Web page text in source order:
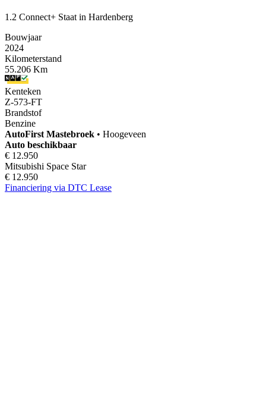
1.2 Connect+ Staat in Hardenberg
Bouwjaar
2024
Kilometerstand
55.206 Km
Kenteken
Z-573-FT
Brandstof
Benzine
AutoFirst Mastebroek • Hoogeveen
Auto beschikbaar
€ 12.950
Mitsubishi Space Star
€ 12.950
Financiering via DTC Lease